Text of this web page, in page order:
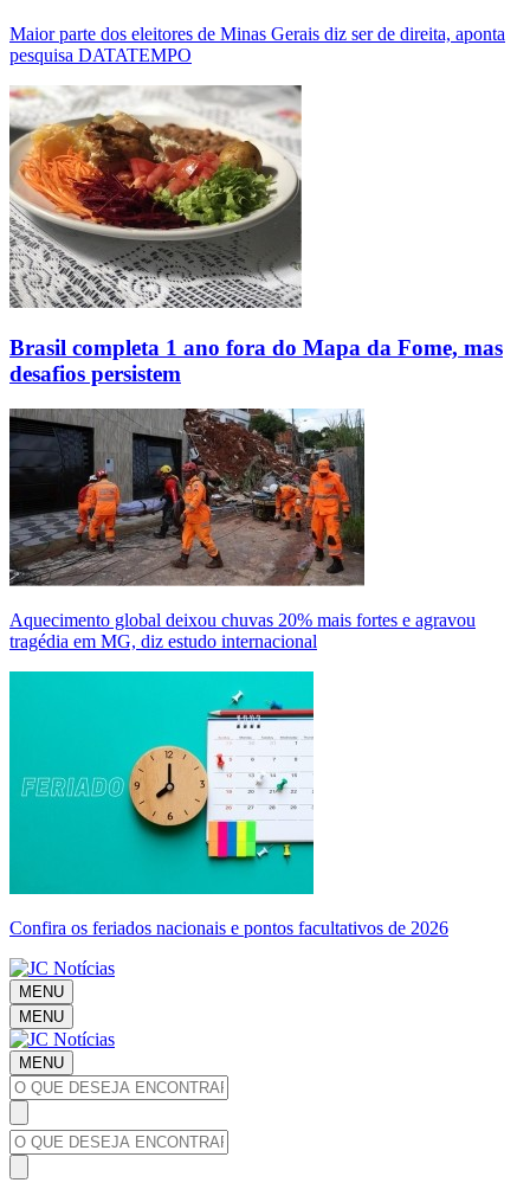
Maior parte dos eleitores de Minas Gerais diz ser de direita, aponta
pesquisa DATATEMPO
Brasil completa 1 ano fora do Mapa da Fome, mas
desafios persistem
Aquecimento global deixou chuvas 20% mais fortes e agravou
tragédia em MG, diz estudo internacional
Confira os feriados nacionais e pontos facultativos de 2026
MENU
MENU
MENU